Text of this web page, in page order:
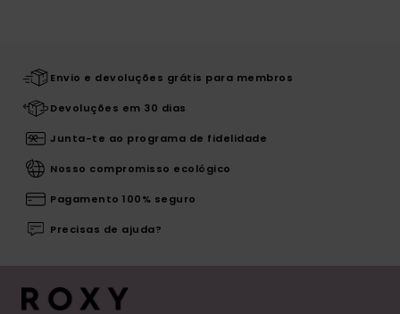
Envio e devoluções grátis para membros
Devoluções em 30 dias
Junta-te ao programa de fidelidade
Nosso compromisso ecológico
Pagamento 100% seguro
Precisas de ajuda?